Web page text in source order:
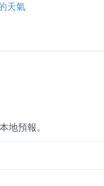
天氣
地預報。